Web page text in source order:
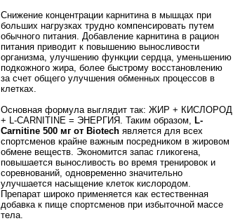
Снижение концентрации карнитина в мышцах при
больших нагрузках трудно компенсировать путем
обычного питания. Добавление карнитина в рацион
питания приводит к повышению выносливости
организма, улучшению функции сердца, уменьшению
подкожного жира, более быстрому восстановлению
за счет общего улучшения обменных процессов в
клетках.
Основная формула выглядит так: ЖИР + КИСЛОРОД
+ L-CARNITINE = ЭНЕРГИЯ. Таким образом, L-
Carnitine 500 мг от Biotech является для всех
спортсменов крайне важным посредником в жировом
обмене веществ. Экономится запас гликогена,
повышается выносливость во время тренировок и
соревнований, одновременно значительно
улучшается насыщение клеток кислородом.
Препарат широко применяется как естественная
добавка к пище спортсменов при избыточной массе
тела.